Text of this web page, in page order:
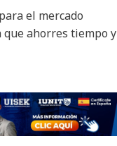
el mercado
ahorres tiempo y